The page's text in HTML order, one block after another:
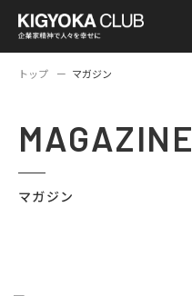
トップ マガジン
MAGAZINE
マガジン